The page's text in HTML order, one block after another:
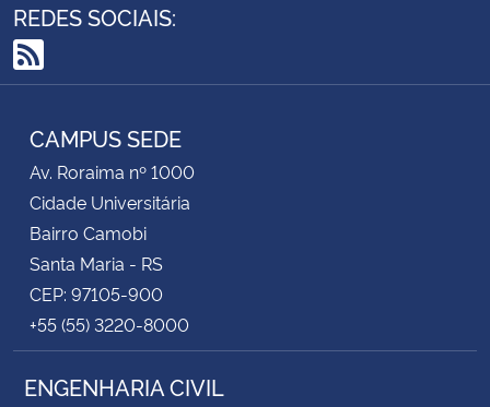
REDES SOCIAIS:
RSS
CAMPUS SEDE
Av. Roraima nº 1000
Cidade Universitária
Bairro Camobi
Santa Maria - RS
CEP: 97105-900
+55 (55) 3220-8000
ENGENHARIA CIVIL